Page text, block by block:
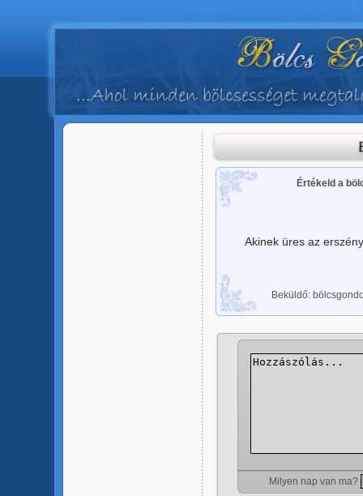
Értékeld a
Akinek üres az
Beküldő:
Milyen nap van ma?